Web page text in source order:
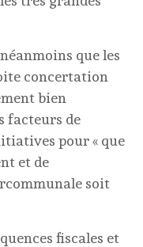
que les
concertation
bien
facteurs de
pour « que
et de
soit
fiscales et